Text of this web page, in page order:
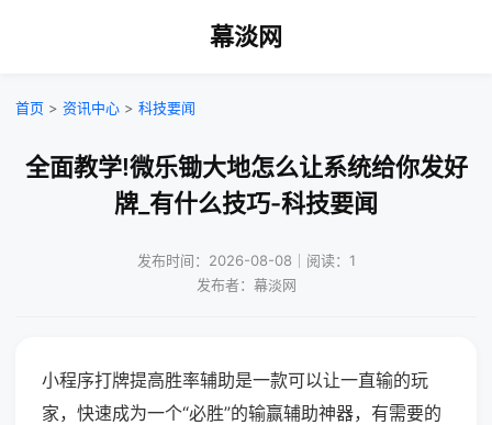
幕淡网
首页 > 资讯中心 > 科技要闻
全面教学!微乐锄大地怎么让系统给你发好
牌_有什么技巧-科技要闻
发布时间：2026-08-08｜阅读：1
发布者：幕淡网
小程序打牌提高胜率辅助是一款可以让一直输的玩
家，快速成为一个“必胜”的输赢辅助神器，有需要的